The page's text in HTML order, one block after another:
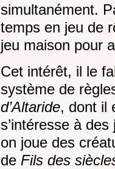
simultanément.
temps en jeu de
jeu maison pour
Cet intérêt, il le
système de
d’Altaride, dont il
s’intéresse à
on joue des
de Fils des